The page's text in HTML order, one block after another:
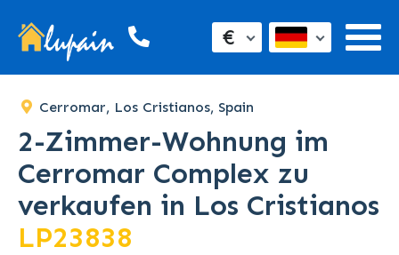
€
Cerromar, Los Cristianos, Spain
2-Zimmer-Wohnung im
Cerromar Complex zu
verkaufen in Los Cristianos
LP23838
SOLD